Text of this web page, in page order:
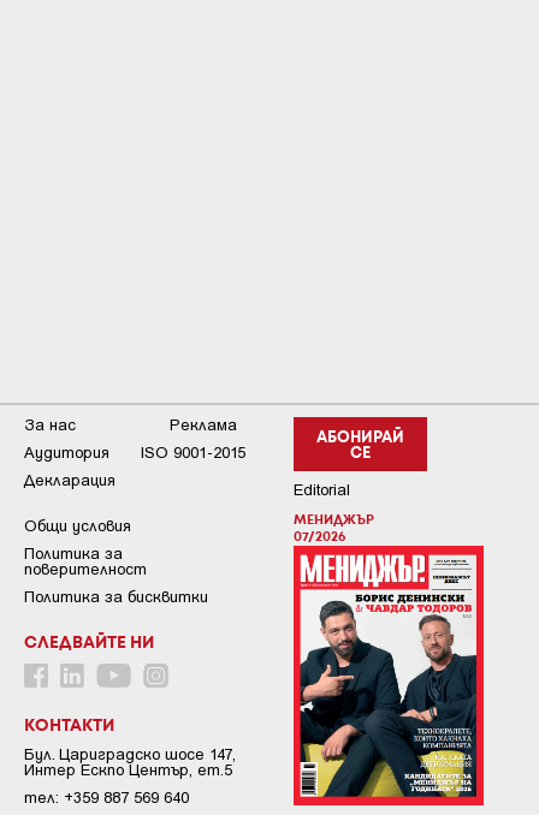
АБОНИРАЙ
СЕ
Editorial
МЕНИДЖЪР
07/2026
За нас
Реклама
Аудитория
ISO 9001-2015
Декларация
Общи условия
Пoлитикa зa
пoвepитeлнocт
Политика за бисквитки
СЛЕДВАЙТЕ НИ
КОНТАКТИ
Бул. Цариградско шосе 147,
Интер Ескпо Център, ет.5
тел: +359 887 569 640